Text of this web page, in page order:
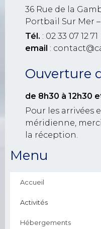
36 Rue de la
Portbail Sur Mer
Tél. : 02 33 07 12 71
email :
Ouverture
de 8h30 à 12h30
Pour les arrivées
méridienne,
la réception.
Menu
Accueil
Activités
Hébergements